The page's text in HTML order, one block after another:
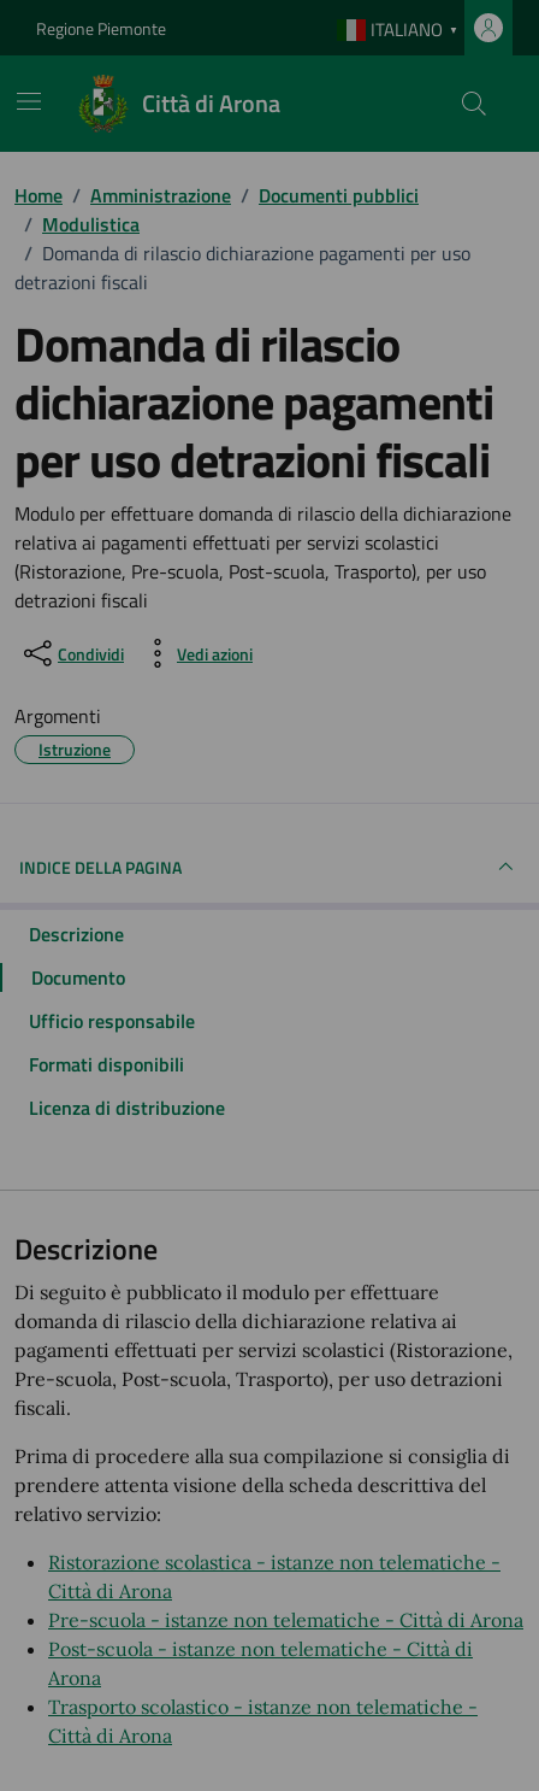
Regione Piemonte ITALIANO ▼
Città di Arona
Home / Amministrazione / Documenti pubblici
/ Modulistica
/ Domanda di rilascio dichiarazione pagamenti per uso
detrazioni fiscali
Domanda di rilascio
dichiarazione pagamenti
per uso detrazioni fiscali
Dettagli del documento
Modulo per effettuare domanda di rilascio della dichiarazione
relativa ai pagamenti effettuati per servizi scolastici
(Ristorazione, Pre-scuola, Post-scuola, Trasporto), per uso
detrazioni fiscali
Condividi Vedi azioni
Argomenti
Istruzione
INDICE DELLA PAGINA
Descrizione
Documento
Ufficio responsabile
Formati disponibili
Licenza di distribuzione
Descrizione
Di seguito è pubblicato il modulo per effettuare
domanda di rilascio della dichiarazione relativa ai
pagamenti effettuati per servizi scolastici (Ristorazione,
Pre-scuola, Post-scuola, Trasporto), per uso detrazioni
fiscali.
Prima di procedere alla sua compilazione si consiglia di
prendere attenta visione della scheda descrittiva del
relativo servizio:
Ristorazione scolastica - istanze non telematiche -
Città di Arona
Pre-scuola - istanze non telematiche - Città di Arona
Post-scuola - istanze non telematiche - Città di
Arona
Trasporto scolastico - istanze non telematiche -
Città di Arona